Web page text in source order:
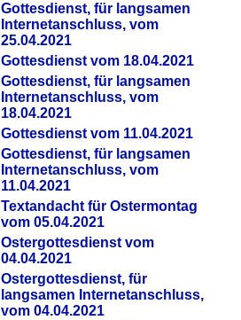
Gottesdienst, für langsamen
Internetanschluss, vom
25.04.2021
Gottesdienst vom 18.04.2021
Gottesdienst, für langsamen
Internetanschluss, vom
18.04.2021
Gottesdienst vom 11.04.2021
Gottesdienst, für langsamen
Internetanschluss, vom
11.04.2021
Textandacht für Ostermontag
vom 05.04.2021
Ostergottesdienst vom
04.04.2021
Ostergottesdienst, für
langsamen Internetanschluss,
vom 04.04.2021